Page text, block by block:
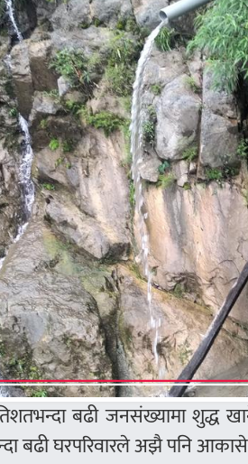
बढी जनसंख्यामा शुद्ध
बढी घरपरिवारले अझै पनि